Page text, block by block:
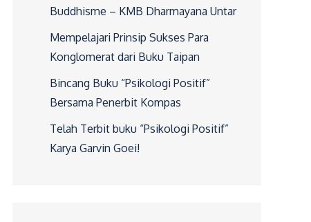
Buddhisme – KMB Dharmayana Untar
Mempelajari Prinsip Sukses Para
Konglomerat dari Buku Taipan
Bincang Buku “Psikologi Positif”
Bersama Penerbit Kompas
Telah Terbit buku “Psikologi Positif”
Karya Garvin Goei!